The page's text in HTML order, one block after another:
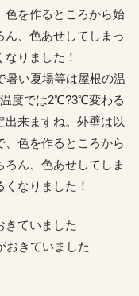
色を作るところから始
、色あせしてしまっ
りました！
きていました